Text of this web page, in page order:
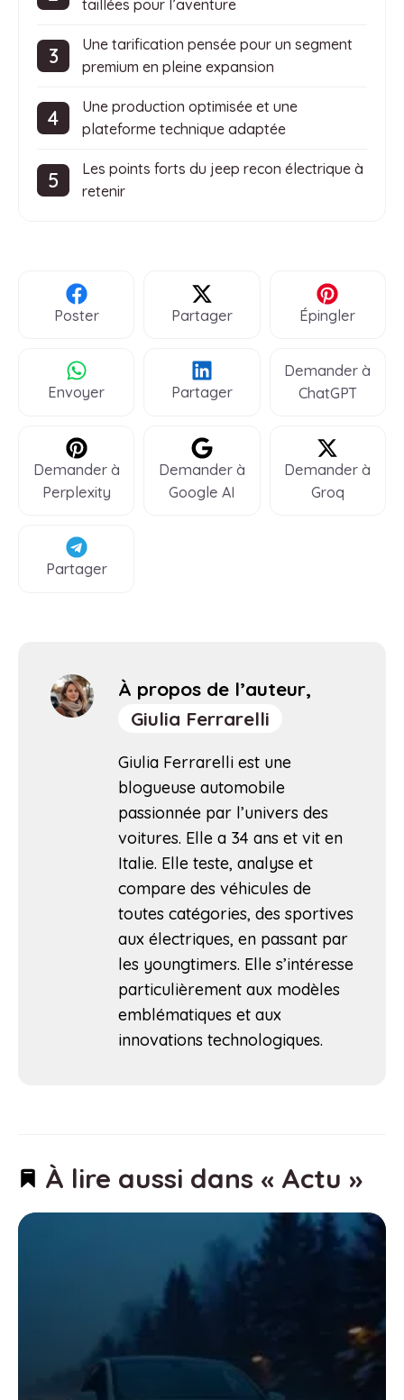
taillées pour l’aventure
Une tarification pensée pour un segment
premium en pleine expansion
Une production optimisée et une
plateforme technique adaptée
Les points forts du jeep recon électrique à
retenir
Poster Partager Épingler
Envoyer Partager
Demander à
ChatGPT
Demander à
Perplexity
Demander à
Google AI
Demander à
Groq
Partager
À propos de l’auteur,
Giulia Ferrarelli
Giulia Ferrarelli est une
blogueuse automobile
passionnée par l’univers des
voitures. Elle a 34 ans et vit en
Italie. Elle teste, analyse et
compare des véhicules de
toutes catégories, des sportives
aux électriques, en passant par
les youngtimers. Elle s’intéresse
particulièrement aux modèles
emblématiques et aux
innovations technologiques.
À lire aussi dans « Actu »